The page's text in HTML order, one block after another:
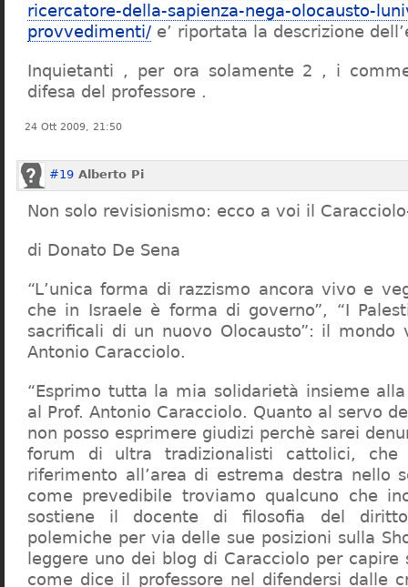
ricercatore-della-sapienza-nega-olocausto-
provvedimenti/ e’ riportata la descrizione
Inquietanti , per ora solamente 2 , i
difesa del professore .
24 Ott 2009, 21:50
#19 Alberto Pi
Non solo revisionismo: ecco a voi il
di Donato De Sena
“L’unica forma di razzismo ancora vivo e
che in Israele è forma di governo”, “I
sacrificali di un nuovo Olocausto”: il mondo
Antonio Caracciolo.
“Esprimo tutta la mia solidarietà insieme
al Prof. Antonio Caracciolo. Quanto al servo
non posso esprimere giudizi perchè sarei
forum di ultra tradizionalisti cattolici,
riferimento all’area di estrema destra nello
come prevedibile troviamo qualcuno che
sostiene il docente di filosofia del
polemiche per via delle sue posizioni sulla
leggere uno dei blog di Caracciolo per
come dice il professore nel difendersi dalle